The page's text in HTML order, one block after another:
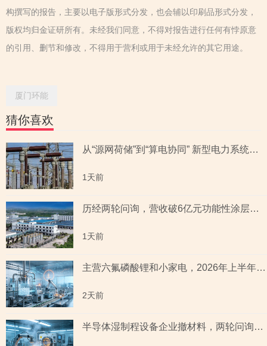
构撰写的报告，主要以电子版形式分发，也会辅以印刷品形式分发，
版权均归金证研所有。未经我们同意，不得对报告进行任何有悖原意
的引用、删节和修改，不得用于营利或用于未经允许的其它用途。
厦门环能
猜你喜欢
从“源网荷储”到“算电协同” 新型电力系统指数全景透视六大赛道
1天前
历经两轮问询，营收破6亿元功能性涂层材料企业“撤稿”，应收账款坏账计提充分性及销售费用率低于同行均值合理性遭“连环问”
1天前
主营六氟磷酸锂和小家电，2026年上半年预测盈利超2亿元，虚增收入被ST背后子公司未完成业绩承诺
2天前
半导体湿制程设备企业撤材料，两轮问询聚焦收入确认时点准确性，原材料采购公允性引关注